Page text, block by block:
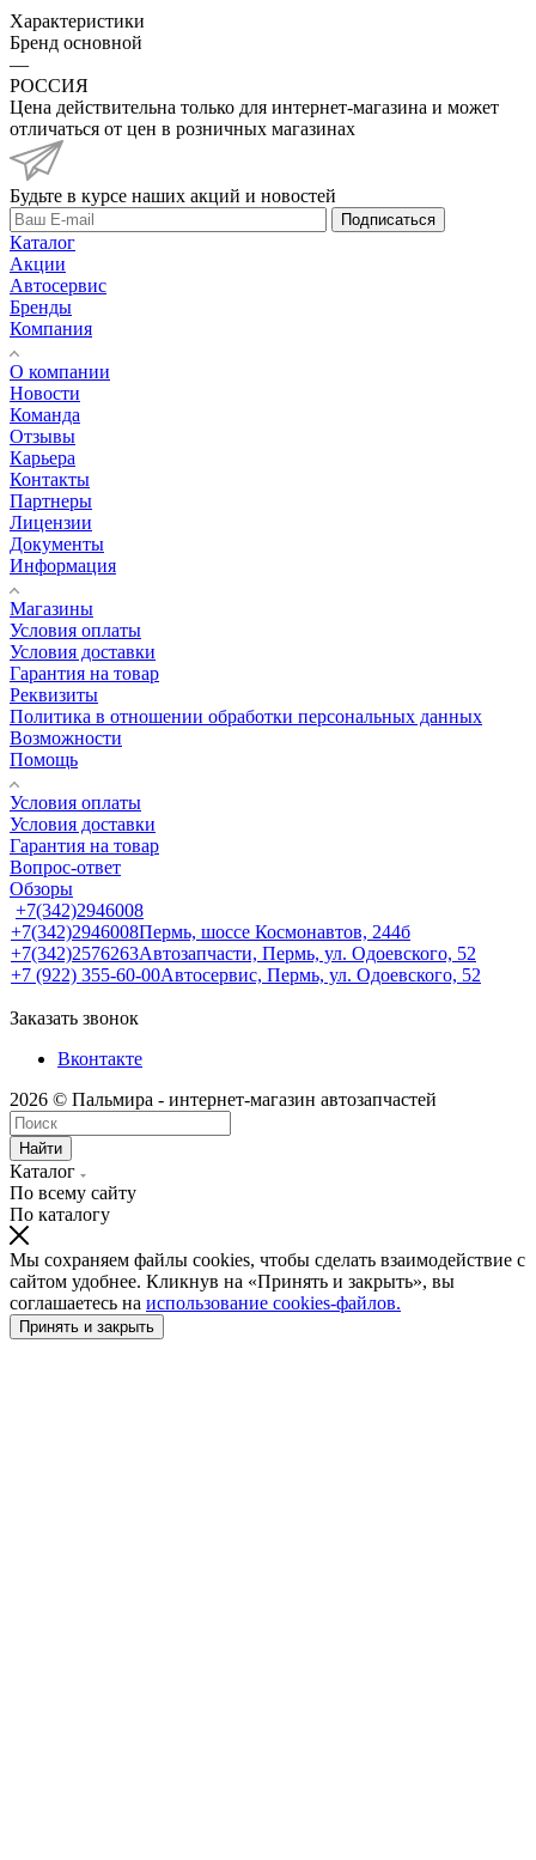
Характеристики
Бренд основной
—
РОССИЯ
Цена действительна только для интернет-магазина и может
отличаться от цен в розничных магазинах
Будьте в курсе наших акций и новостей
Подписаться
Каталог
Акции
Автосервис
Бренды
Компания
О компании
Новости
Команда
Отзывы
Карьера
Контакты
Партнеры
Лицензии
Документы
Информация
Магазины
Условия оплаты
Условия доставки
Гарантия на товар
Реквизиты
Политика в отношении обработки персональных данных
Возможности
Помощь
Условия оплаты
Условия доставки
Гарантия на товар
Вопрос-ответ
Обзоры
+7(342)2946008
+7(342)2946008Пермь, шоссе Космонавтов, 244б
+7(342)2576263Автозапчасти, Пермь, ул. Одоевского, 52
+7 (922) 355-60-00Автосервис, Пермь, ул. Одоевского, 52
Заказать звонок
Вконтакте
2026 © Пальмира - интернет-магазин автозапчастей
Найти
Каталог
По всему сайту
По каталогу
Мы сохраняем файлы cookies, чтобы сделать взаимодействие с
сайтом удобнее. Кликнув на «Принять и закрыть», вы
соглашаетесь на использование cookies-файлов.
Принять и закрыть